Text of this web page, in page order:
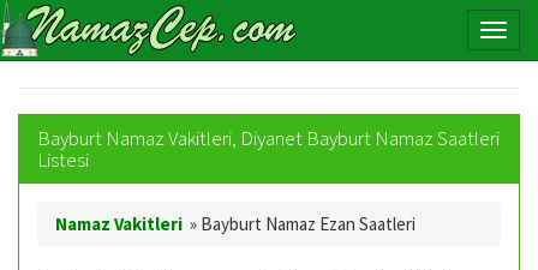
Bayburt Namaz Vakitleri, Diyanet Bayburt Namaz Saatleri
Listesi
Namaz Vakitleri » Bayburt Namaz Ezan Saatleri